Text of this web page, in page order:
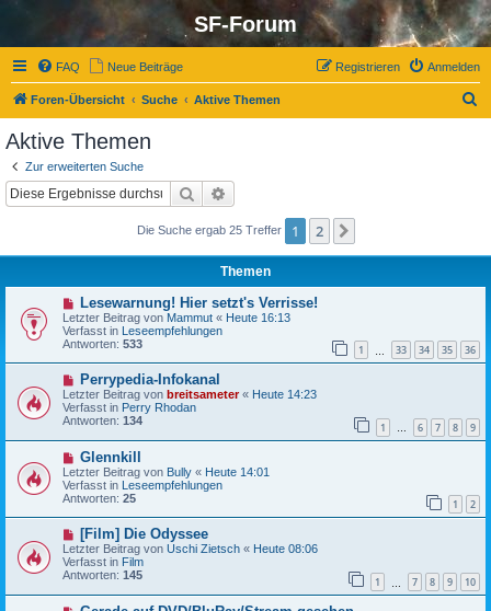
SF-Forum
FAQ Neue Beiträge Anmelden
Registrieren
Foren-Übersicht Suche Aktive Themen
Aktive Themen
Zur erweiterten Suche
Suche
Die Suche ergab 25 Treffer 1 2
Themen
N
e
u
e
r
B
i
t
r
g
Lesewarnung! Hier setzt's Verrisse!
Letzter Beitrag von Mammut « Heute 16:13
Verfasst in Leseempfehlungen
Antworten: 533 1 33 34 35 36
N
e
u
e
r
B
e
i
t
r
g
Perrypedia-Infokanal
Letzter Beitrag von breitsameter« Heute 14:23
Verfasst in Perry Rhodan
Antworten: 134 1 … 6 7 8 9
N
e
u
e
r
B
i
t
r
g
Glennkill
Letzter Beitrag von Bully « Heute 14:01
Verfasst in Leseempfehlungen
Antworten: 25 1 2
N
e
u
e
B
[Film] Die Odyssee
Letzter Beitrag von Uschi Zietsch « Heute 08:06
Verfasst in Film
Antworten: 145 1 7 8 9 10